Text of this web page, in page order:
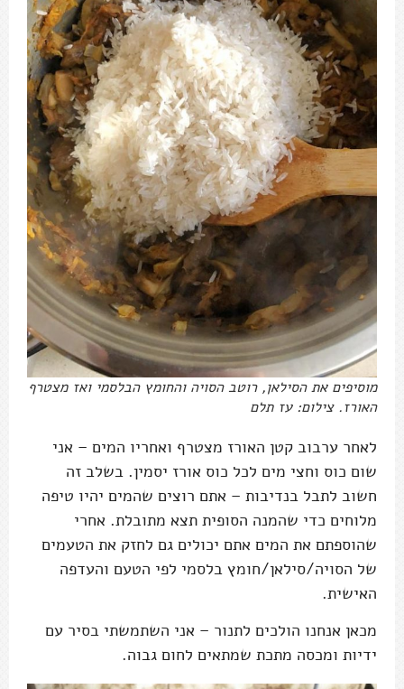
מוסיפים את הסילאן, רוטב הסויה והחומץ הבלסמי ואז מצטרף
האורז. צילום: עז תלם
לאחר ערבוב קטן האורז מצטרף ואחריו המים – אני
שום כוס וחצי מים לכל כוס אורז יסמין. בשלב זה
חשוב לתבל בנדיבות – אתם רוצים שהמים יהיו טיפה
מלוחים כדי שהמנה הסופית תצא מתובלת. אחרי
שהוספתם את המים אתם יכולים גם לחזק את הטעמים
של הסויה/סילאן/חומץ בלסמי לפי הטעם והעדפה
האישית.
מכאן אנחנו הולכים לתנור – אני השתמשתי בסיר עם
ידיות ומכסה מתכת שמתאים לחום גבוה.